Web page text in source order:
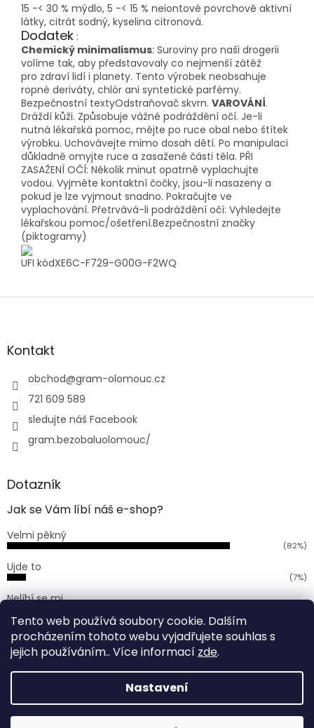
Tento web používá soubory cookie. Dalším
procházením tohoto webu vyjadřujete souhlas s
jejich používáním.. Více informací zde.
Nastavení
Vážení zákazníci, od 29.6. (pondělí) do 6. 7. (pondělí) bude
naše prodejna uzavřena z důvodu dovolené. Veškeré
15 -< 30 % mýdlo, 5 -< 15 % neiontové povrchově aktivní
látky, citrát sodný, kyselina citronová.
Dodatek :
Chemický minimalismus: Suroviny pro naši drogerii
volíme tak, aby představovaly co nejmenší zátěž
pro zdraví lidí i planety. Tento výrobek neobsahuje
ropné deriváty, chlór ani syntetické parfémy.
Bezpečnostní textyOdstraňovač skvrn. VAROVÁNÍ.
Dráždí kůži. Způsobuje vážné podráždění očí. Je-li
nutná lékařská pomoc, mějte po ruce obal nebo štítek
výrobku. Uchovávejte mimo dosah dětí. Po manipulaci
důkladně omyjte ruce a zasažené části těla. PŘI
ZASAŽENÍ OČÍ: Několik minut opatrně vyplachujte
vodou. Vyjměte kontaktní čočky, jsou-li nasazeny a
pokud je lze vyjmout snadno. Pokračujte ve
vyplachování. Přetrvává-li podráždění očí: Vyhledejte
lékařskou pomoc/ošetření.Bezpečnostní značky
(piktogramy)
UFI kódXE6C-F729-G00G-F2WQ
Z
aKontakt
obchod@gram-olomouc.cz
721 609 589
sledujte náš Facebook
gram.bezobaluolomouc/
Dotazník
Jak se Vám líbí náš e-shop?
Velmi pěkný
(82%)
Ujde to
(7%)
Nelíbí se mi
Počet hlasů:168
Copyright 2026GRAM bezobalový obchod Olomouc.